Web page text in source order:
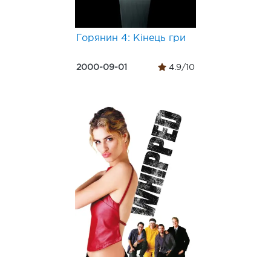
Горянин 4: Кінець гри
2000-09-01 4.9/10